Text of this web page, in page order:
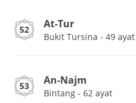
52 At-Tur
Bukit Tursina - 49 ayat
53 An-Najm
Bintang - 62 ayat